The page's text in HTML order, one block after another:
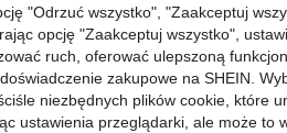
"Odrzuć wszystko", "Zaakceptuj
opcję "Zaakceptuj wszystko",
ruch, oferować ulepszoną
zakupowe na SHEIN.
niezbędnych plików cookie, które
ustawienia przeglądarki, ale może to